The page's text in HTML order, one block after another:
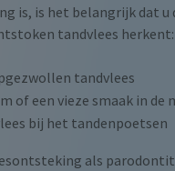
is, is het belangrijk dat u
tandvlees herkent:
tandvlees
of een vieze smaak in de
bij het tandenpoetsen
als